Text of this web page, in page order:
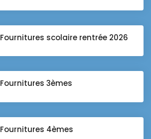
Fournitures scolaire rentrée 2026
Fournitures 3èmes
Fournitures 4èmes